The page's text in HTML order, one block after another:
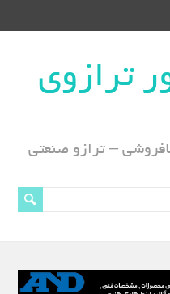
ترازوی
– ترازو صنعتی